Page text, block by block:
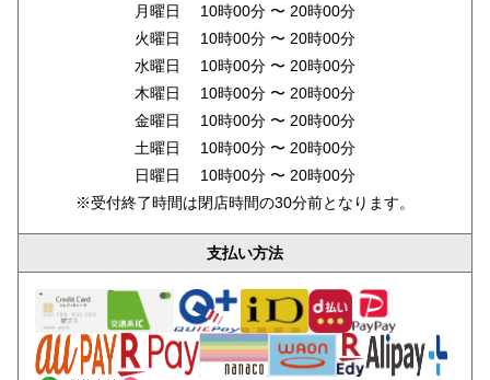
月曜日 10時00分 〜 20時00分
火曜日 10時00分 〜 20時00分
水曜日 10時00分 〜 20時00分
木曜日 10時00分 〜 20時00分
金曜日 10時00分 〜 20時00分
土曜日 10時00分 〜 20時00分
日曜日 10時00分 〜 20時00分
※受付終了時間は閉店時間の30分前となります。
支払い方法